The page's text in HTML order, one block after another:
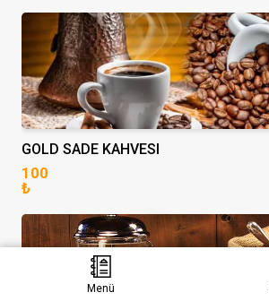
GOLD SADE KAHVESI
100
₺
Menü